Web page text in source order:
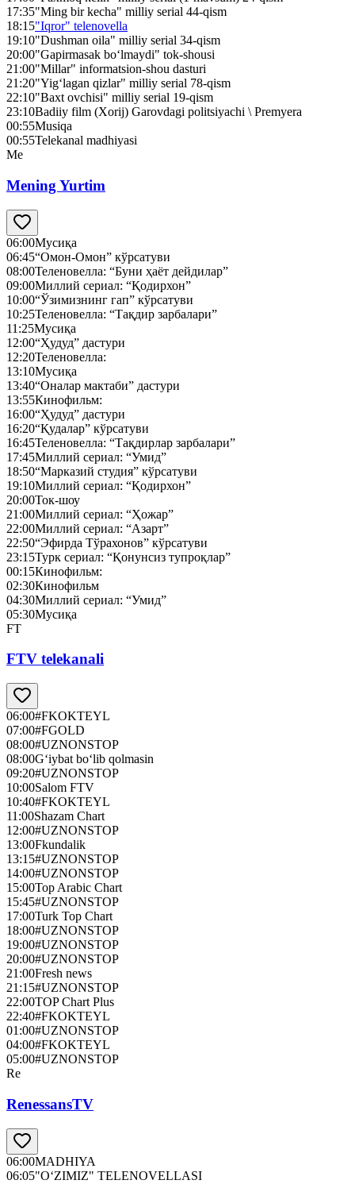
17:35"Ming bir kecha" milliy serial 44-qism
18:15"Iqror" telenovella
19:10"Dushman oila" milliy serial 34-qism
20:00"Gapirmasak bo‘lmaydi" tok-shousi
21:00"Millar" informatsion-shou dasturi
21:20"Yig‘lagan qizlar" milliy serial 78-qism
22:10"Baxt ovchisi" milliy serial 19-qism
23:10Badiiy film (Xorij) Garovdagi politsiyachi \ Premyera
00:55Musiqa
00:55Telekanal madhiyasi
Me
Mening Yurtim
06:00Мусиқа
06:45“Омон-Омон” кўрсатуви
08:00Теленовелла: “Буни ҳаёт дейдилар”
09:00Миллий сериал: “Қодирхон”
10:00“Ўзимизнинг гап” кўрсатуви
10:25Теленовелла: “Тақдир зарбалари”
11:25Мусиқа
12:00“Ҳудуд” дастури
12:20Теленовелла:
13:10Мусиқа
13:40“Оналар мактаби” дастури
13:55Кинофильм:
16:00“Ҳудуд” дастури
16:20“Қудалар” кўрсатуви
16:45Теленовелла: “Тақдирлар зарбалари”
17:45Миллий сериал: “Умид”
18:50“Марказий студия” кўрсатуви
19:10Миллий сериал: “Қодирхон”
20:00Ток-шоу
21:00Миллий сериал: “Ҳожар”
22:00Миллий сериал: “Азарт”
22:50“Эфирда Тўрахонов” кўрсатуви
23:15Турк сериал: “Қонунсиз тупроқлар”
00:15Кинофильм:
02:30Кинофильм
04:30Миллий сериал: “Умид”
05:30Мусиқа
FT
FTV telekanali
06:00#FKOKTEYL
07:00#FGOLD
08:00#UZNONSTOP
08:00G‘iybat bo‘lib qolmasin
09:20#UZNONSTOP
10:00Salom FTV
10:40#FKOKTEYL
11:00Shazam Chart
12:00#UZNONSTOP
13:00Fkundalik
13:15#UZNONSTOP
14:00#UZNONSTOP
15:00Top Arabic Chart
15:45#UZNONSTOP
17:00Turk Top Chart
18:00#UZNONSTOP
19:00#UZNONSTOP
20:00#UZNONSTOP
21:00Fresh news
21:15#UZNONSTOP
22:00TOP Chart Plus
22:40#FKOKTEYL
01:00#UZNONSTOP
04:00#FKOKTEYL
05:00#UZNONSTOP
Re
RenessansTV
06:00MADHIYA
06:05"O‘ZIMIZ" TELENOVELLASI